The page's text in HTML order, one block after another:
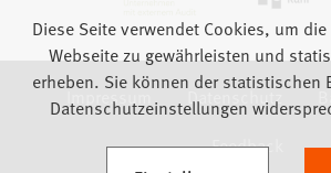
Impressum Datenschutz
Feedback
Diese Seite verwendet Cookies, um
Webseite zu gewährleisten und
erheben. Sie können der statistischen
Datenschutzeinstellungen